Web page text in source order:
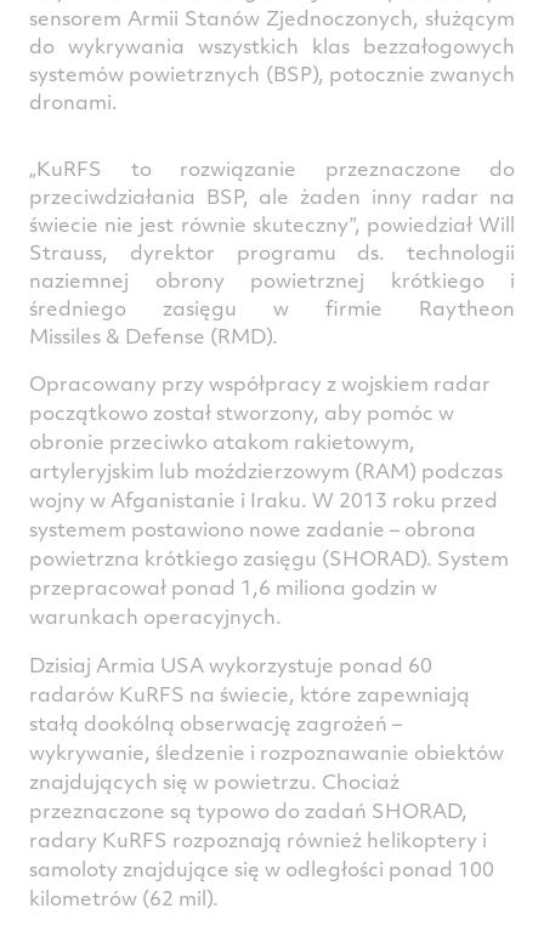
sensorem Armii Stanów Zjednoczonych, służącym
do wykrywania wszystkich klas bezzałogowych
systemów powietrznych (BSP), potocznie zwanych
dronami.
„KuRFS to rozwiązanie przeznaczone do
przeciwdziałania BSP, ale żaden inny radar na
świecie nie jest równie skuteczny”, powiedział Will
Strauss, dyrektor programu ds. technologii
naziemnej obrony powietrznej krótkiego i
średniego zasięgu w firmie Raytheon
Missiles & Defense (RMD).
Opracowany przy współpracy z wojskiem radar
początkowo został stworzony, aby pomóc w
obronie przeciwko atakom rakietowym,
artyleryjskim lub moździerzowym (RAM) podczas
wojny w Afganistanie i Iraku. W 2013 roku przed
systemem postawiono nowe zadanie – obrona
powietrzna krótkiego zasięgu (SHORAD). System
przepracował ponad 1,6 miliona godzin w
warunkach operacyjnych.
Dzisiaj Armia USA wykorzystuje ponad 60
radarów KuRFS na świecie, które zapewniają
stałą dookólną obserwację zagrożeń –
wykrywanie, śledzenie i rozpoznawanie obiektów
znajdujących się w powietrzu. Chociaż
przeznaczone są typowo do zadań SHORAD,
radary KuRFS rozpoznają również helikoptery i
samoloty znajdujące się w odległości ponad 100
kilometrów (62 mil).